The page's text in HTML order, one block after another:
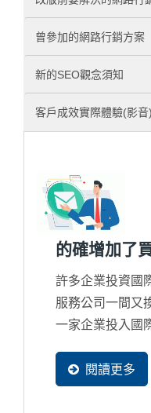
曾參加的網路行銷方案
新的SEO觀念須知
客戶成效實際體驗(影音)
的確增加了
許多企業投資國
服務公司一間又
一家企業投入國
信心，但買主在
有更高沒有更少
閱讀更多